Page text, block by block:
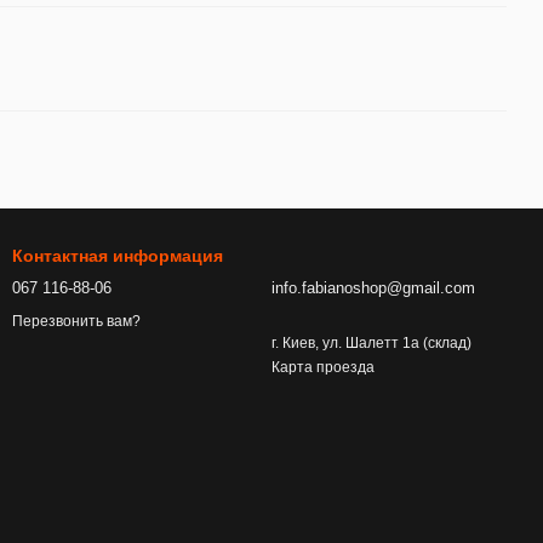
Контактная информация
067 116-88-06
Перезвонить вам?
info.fabianoshop@gmail.com
г. Киев, ул. Шалетт 1а (склад)
Карта проезда